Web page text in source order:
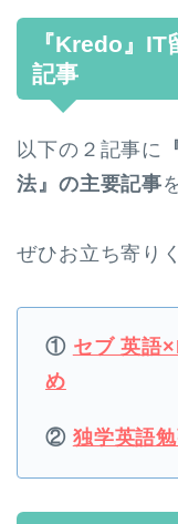
『Kredo』
記事
以下の２記事に
法』の主要記事
ぜひお立ち寄り
① セブ 英語
め
② 独学英語